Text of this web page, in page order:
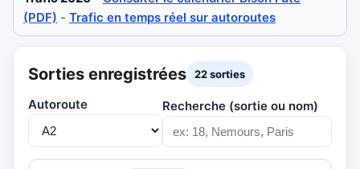
(PDF) - Trafic en temps réel sur autoroutes
Sorties enregistrées 22 sorties
Autoroute Recherche (sortie ou nom)